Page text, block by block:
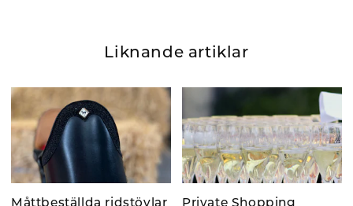
Liknande artiklar
Måttbeställda ridstövlar Private Shopping